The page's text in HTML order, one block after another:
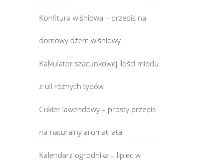
Konfitura wiśniowa – przepis na
domowy dżem wiśniowy
Kalkulator szacunkowej ilości miodu
z uli różnych typów
Cukier lawendowy – prosty przepis
na naturalny aromat lata
Kalendarz ogrodnika – lipiec w